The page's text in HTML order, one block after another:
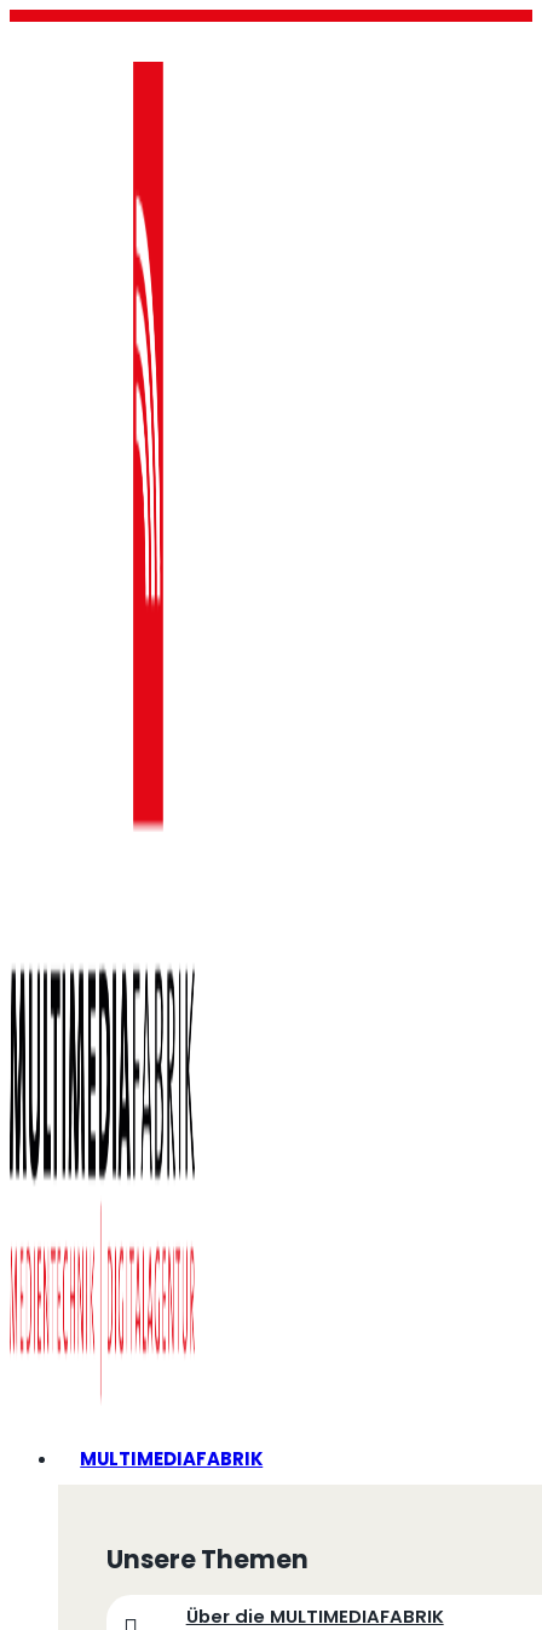
MULTIMEDIAFABRIK
Unsere Themen
Über die MULTIMEDIAFABRIK